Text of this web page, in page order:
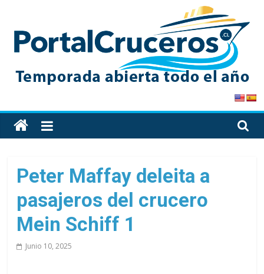
content
PortalCruceros
Toda
la
de
cruceros
en
un
solo
Peter Maffay deleita a
pasajeros del crucero
Mein Schiff 1
Junio 10, 2025